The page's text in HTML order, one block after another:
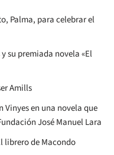
Palma, para celebrar el
su premiada novela «El
Amills
Vinyes en una novela que
José Manuel Lara
librero de Macondo